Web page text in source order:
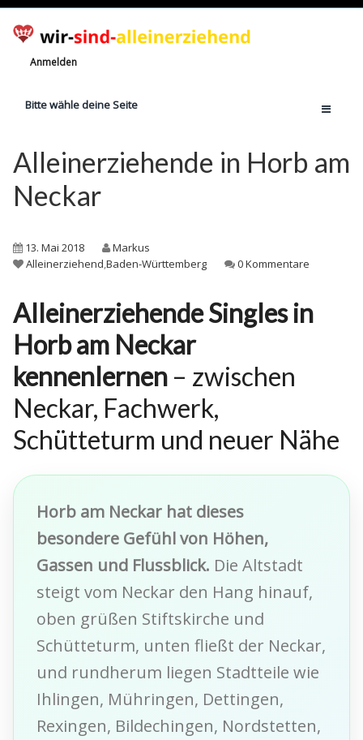
Anmelden
Bitte wähle deine Seite
Jetzt registrieren!
Ratgeber
Finanzielle Hilfe
Wissen
Rechte
Alleinerziehende in Horb am
Neckar
13. Mai 2018
Markus
Alleinerziehend,Baden-Württemberg 0 Kommentare
Alleinerziehende Singles in
Horb am Neckar
kennenlernen – zwischen
Neckar, Fachwerk,
Schütteturm und neuer Nähe
Horb am Neckar hat dieses
besondere Gefühl von Höhen,
Gassen und Flussblick. Die Altstadt
steigt vom Neckar den Hang hinauf,
oben grüßen Stiftskirche und
Schütteturm, unten fließt der Neckar,
und rundherum liegen Stadtteile wie
Ihlingen, Mühringen, Dettingen,
Rexingen, Bildechingen, Nordstetten,